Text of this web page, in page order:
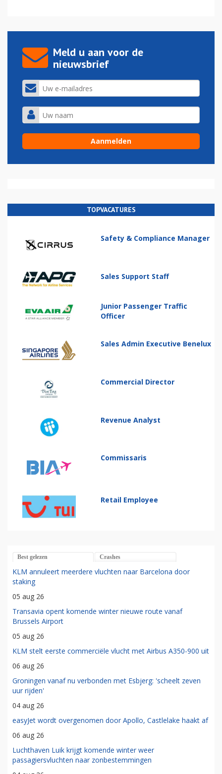
Meld u aan voor de
nieuwsbrief
TOPVACATURES
Safety & Compliance Manager
Sales Support Staff
Junior Passenger Traffic
Officer
Sales Admin Executive Benelux
Commercial Director
Revenue Analyst
Commissaris
Retail Employee
Best gelezen Crashes
KLM annuleert meerdere vluchten naar Barcelona door
staking
05 aug 26
Transavia opent komende winter nieuwe route vanaf
Brussels Airport
05 aug 26
KLM stelt eerste commerciële vlucht met Airbus A350-900 uit
06 aug 26
Groningen vanaf nu verbonden met Esbjerg: 'scheelt zeven
uur rijden'
04 aug 26
easyJet wordt overgenomen door Apollo, Castlelake haakt af
06 aug 26
Luchthaven Luik krijgt komende winter weer
passagiersvluchten naar zonbestemmingen